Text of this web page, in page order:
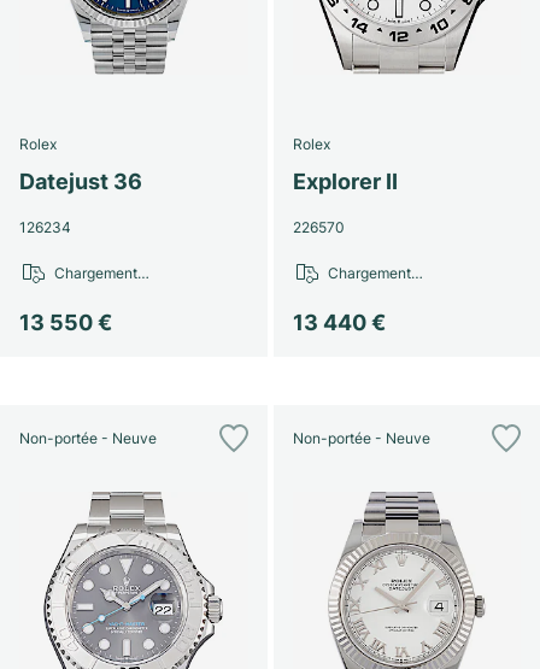
Rolex
Datejust 36
126234
13 550 €
Chargement…
Rolex
Explorer II
226570
13 440 €
Chargement…
Non-portée - Neuve Non-portée - Neuve